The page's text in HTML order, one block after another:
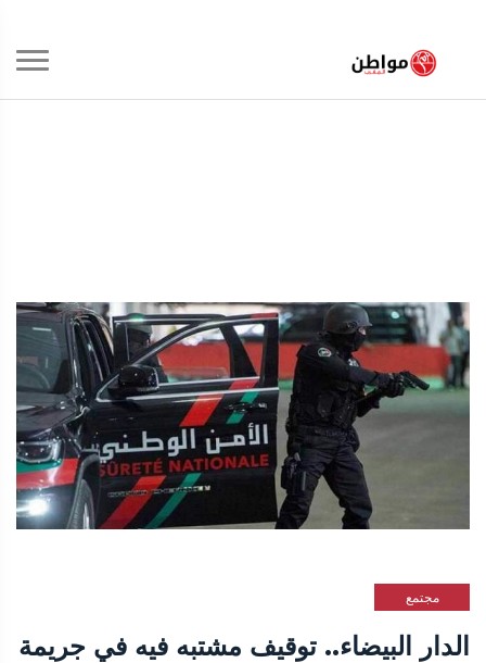
مجتمع
الدار البيضاء.. توقيف مشتبه فيه في جريمة